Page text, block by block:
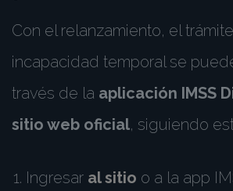
Con el relanzamiento, el
incapacidad temporal se
través de la aplicación IMSS
sitio web oficial, siguiendo
Ingresar al sitio o a la app